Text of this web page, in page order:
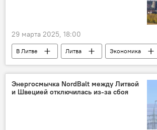
29 марта 2025, 18:00
В Литве Литва
Экономика
экономика
пошлины
финансы
импорт
товары
США
Евросоюз (ЕС)
Энергосмычка NordBalt между Литвой
и Швецией отключилась из-за сбоя